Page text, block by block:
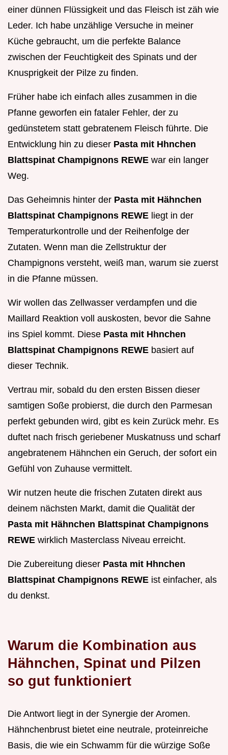
einer dünnen Flüssigkeit und das Fleisch ist zäh wie
Leder. Ich habe unzählige Versuche in meiner
Küche gebraucht, um die perfekte Balance
zwischen der Feuchtigkeit des Spinats und der
Knusprigkeit der Pilze zu finden.
Früher habe ich einfach alles zusammen in die
Pfanne geworfen ein fataler Fehler, der zu
gedünstetem statt gebratenem Fleisch führte. Die
Entwicklung hin zu dieser Pasta mit Hhnchen
Blattspinat Champignons REWE war ein langer
Weg.
Das Geheimnis hinter der Pasta mit Hähnchen
Blattspinat Champignons REWE liegt in der
Temperaturkontrolle und der Reihenfolge der
Zutaten. Wenn man die Zellstruktur der
Champignons versteht, weiß man, warum sie zuerst
in die Pfanne müssen.
Wir wollen das Zellwasser verdampfen und die
Maillard Reaktion voll auskosten, bevor die Sahne
ins Spiel kommt. Diese Pasta mit Hhnchen
Blattspinat Champignons REWE basiert auf
dieser Technik.
Vertrau mir, sobald du den ersten Bissen dieser
samtigen Soße probierst, die durch den Parmesan
perfekt gebunden wird, gibt es kein Zurück mehr. Es
duftet nach frisch geriebener Muskatnuss und scharf
angebratenem Hähnchen ein Geruch, der sofort ein
Gefühl von Zuhause vermittelt.
Wir nutzen heute die frischen Zutaten direkt aus
deinem nächsten Markt, damit die Qualität der
Pasta mit Hähnchen Blattspinat Champignons
REWE wirklich Masterclass Niveau erreicht.
Die Zubereitung dieser Pasta mit Hhnchen
Blattspinat Champignons REWE ist einfacher, als
du denkst.
Warum die Kombination aus
Hähnchen, Spinat und Pilzen
so gut funktioniert
Die Antwort liegt in der Synergie der Aromen.
Hähnchenbrust bietet eine neutrale, proteinreiche
Basis, die wie ein Schwamm für die würzige Soße